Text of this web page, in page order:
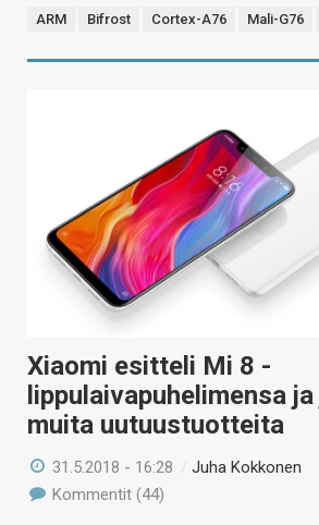
ARM Bifrost Cortex-A76 Mali-G76
Xiaomi esitteli Mi 8 -
lippulaivapuhelimensa
muita uutuustuotteita
31.5.2018 - 16:28 /Juha Kokkonen
Kommentit (44)